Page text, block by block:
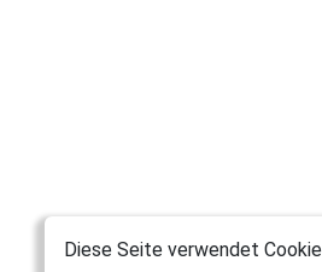
Diese Seite verwendet